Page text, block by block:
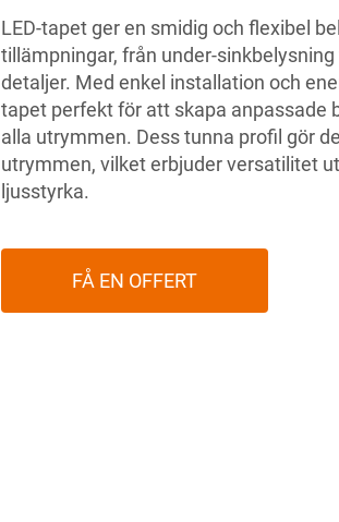
LED-tapet ger en smidig och flexibel
tillämpningar, från under-
detaljer. Med enkel installation och
tapet perfekt för att skapa anpassade
alla utrymmen. Dess tunna profil gör
utrymmen, vilket erbjuder versatilitet
ljusstyrka.
FÅ EN OFFERT